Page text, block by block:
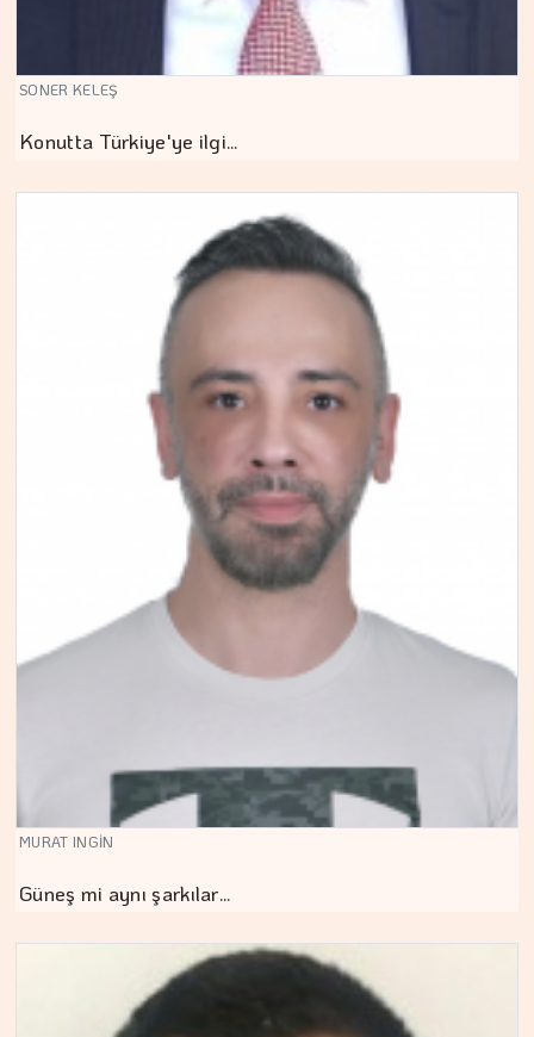
SONER KELEŞ
Konutta Türkiye'ye ilgi…
MURAT INGİN
Güneş mi aynı şarkılar…